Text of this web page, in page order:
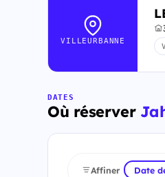
VILLEURBANNE
DATES
Où réserver
Affiner Date